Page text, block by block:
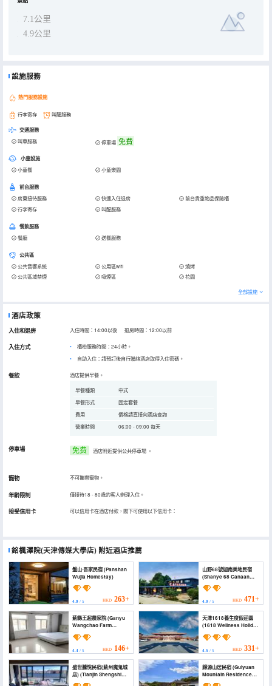
7.1公里
4.9公里
設施服務
熱門服務設施
行李寄存 叫醒服務
交通服務
叫車服務 停車場 免費
小童設施
小童餐 小童樂園
前台服務
房東接待服務 快速入住退房
前台貴重物品保險櫃
行李寄存
叫醒服務
餐飲服務
餐廳 送餐服務
公共區
公共音響系統 公用區wifi
燒烤
公共區域禁煙
吸煙區 花園
全部設施
酒店政策
入住和退房 入住時間：14:00以後 退房時間：12:00以前
入住方式
櫃枱服務時間：24小時。
自助入住：請預訂後自行聯絡酒店取得入住密碼。
餐飲 酒店提供早餐。
早餐種類
中式
早餐形式
固定套餐
費用
價格請直接向酒店查詢
營業時間
06:00 - 09:00 每天
停車場 免费 酒店附近提供公共停車場 。
寵物 不可攜帶寵物。
年齡限制 僅接待18 - 80歲的客人辦理入住。
接受信用卡 可以信用卡在酒店付款，閣下可使用以下信用卡：
銘楓澤院(天津傳媒大學店) 附近酒店推薦
盤山·吾家民宿 (Panshan
Wujia Homestay)
4.9 / 5 HKD 263+
山野68號迦南美地民宿
(Shanye 68 Canaan
Homestay)
4.9/ 5 HKD 471+
薊縣王超農家院 (Ganyu
Wangchao Farm
House)
4.4 / 5 HKD 146+
天津1618養生度假莊園
(1618 Wellness Holiday
Manor)
4.5/ 5 HKD 331+
盛世騰悅民宿(薊州魔鬼城
店) (Tianjin Shengshi
Tengyue Homestay)
歸源山居民宿 (Guiyuan
Mountain Residence
Homestay)